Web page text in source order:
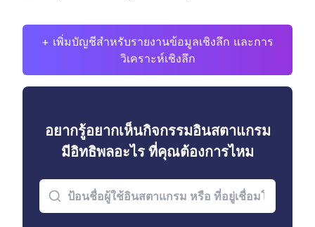
+ เพิ่มบัญชีสำหรับรายงานข้อมูลเชิงลึก และการ
วิเคราะห์เชิงลึก
อยากรู้อยากเห็นกิจกรรมอินสตาแกรม
มีอิทธิพลอะไร ที่คุณต้องการไหม